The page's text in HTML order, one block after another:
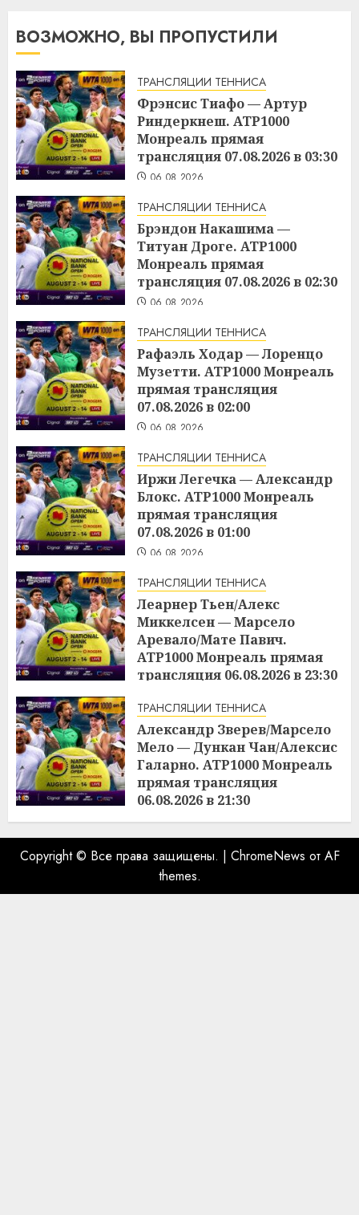
ВОЗМОЖНО, ВЫ ПРОПУСТИЛИ
ТРАНСЛЯЦИИ ТЕННИСА
Фрэнсис Тиафо — Артур
Риндеркнеш. ATP1000
Монреаль прямая
трансляция 07.08.2026 в 03:30
06.08.2026
ТРАНСЛЯЦИИ ТЕННИСА
Брэндон Накашима —
Титуан Дроге. ATP1000
Монреаль прямая
трансляция 07.08.2026 в 02:30
06.08.2026
ТРАНСЛЯЦИИ ТЕННИСА
Рафаэль Ходар — Лоренцо
Музетти. ATP1000 Монреаль
прямая трансляция
07.08.2026 в 02:00
06.08.2026
ТРАНСЛЯЦИИ ТЕННИСА
Иржи Легечка — Александр
Блокс. ATP1000 Монреаль
прямая трансляция
07.08.2026 в 01:00
06.08.2026
ТРАНСЛЯЦИИ ТЕННИСА
Леарнер Тьен/Алекс
Миккелсен — Марсело
Аревало/Мате Павич.
ATP1000 Монреаль прямая
трансляция 06.08.2026 в 23:30
ТРАНСЛЯЦИИ ТЕННИСА
Александр Зверев/Марсело
Мело — Дункан Чан/Алексис
Галарно. ATP1000 Монреаль
прямая трансляция
06.08.2026 в 21:30
06.08.2026
Copyright © Все права защищены. | ChromeNews от AF
themes.